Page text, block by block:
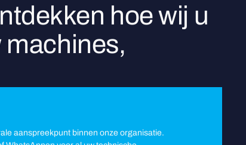
hoe wij u
machines,
aanspreekpunt binnen onze organisatie.